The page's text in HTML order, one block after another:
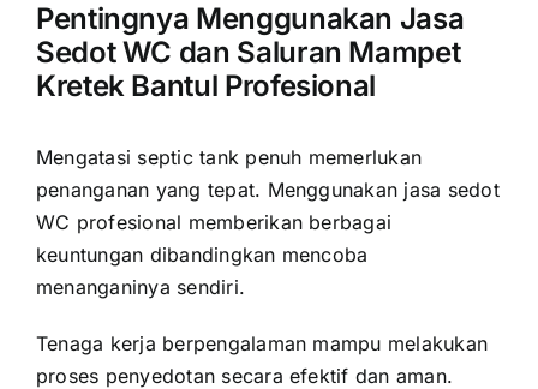
Pentingnya Menggunakan Jasa
Sedot WC dan Saluran Mampet
Kretek Bantul Profesional
Mengatasi septic tank penuh memerlukan
penanganan yang tepat. Menggunakan jasa sedot
WC profesional memberikan berbagai
keuntungan dibandingkan mencoba
menanganinya sendiri.
Tenaga kerja berpengalaman mampu melakukan
proses penyedotan secara efektif dan aman.